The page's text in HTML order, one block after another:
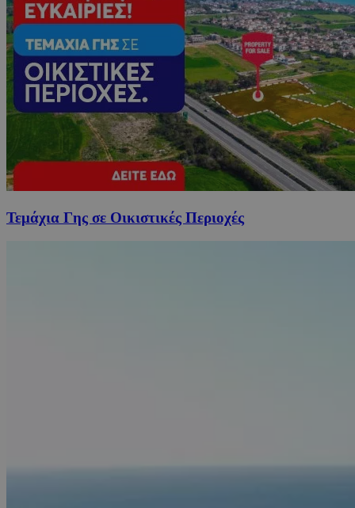
Τεμάχια Γης σε Οικιστικές Περιοχές